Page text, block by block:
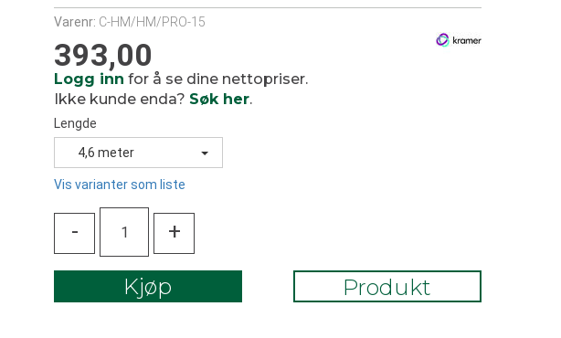
Varenr: C-HM/HM/PRO-15
393,00
Logg inn for å se dine nettopriser.
Ikke kunde enda? Søk her.
Lengde
4,6 meter
Vis varianter som liste
- +
Kjøp Produkt